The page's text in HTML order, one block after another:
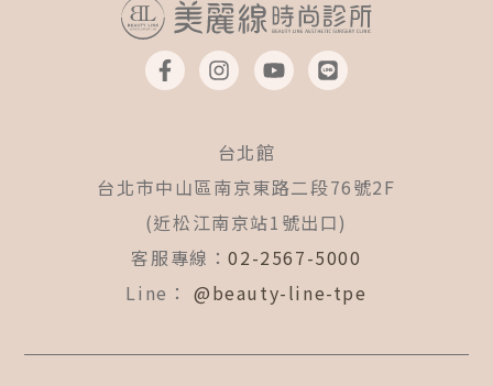
F
a
c
o
k
-
f
I
n
s
a
g
r
a
m
Y
o
u
b
e
L
i
n
台北館
台北市中山區南京東路二段76號2F
(近松江南京站1號出口)
客服專線：02-2567-5000
Line： @beauty-line-tpe